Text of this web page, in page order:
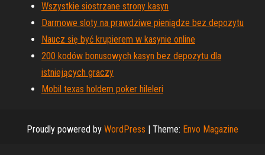
Wszystkie siostrzane strony kasyn
Darmowe sloty na prawdziwe pieniądze bez depozytu
Naucz się być krupierem w kasynie online
200 kodów bonusowych kasyn bez depozytu dla
istniejących graczy
Mobil texas holdem poker hileleri
Proudly powered by WordPress | Theme: Envo Magazine